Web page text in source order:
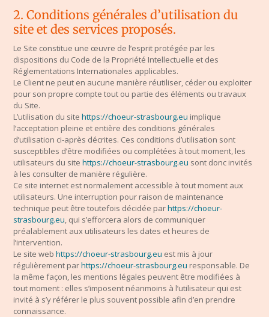
2. Conditions générales d’utilisation du
site et des services proposés.
Le Site constitue une œuvre de l’esprit protégée par les
dispositions du Code de la Propriété Intellectuelle et des
Réglementations Internationales applicables.
Le Client ne peut en aucune manière réutiliser, céder ou exploiter
pour son propre compte tout ou partie des éléments ou travaux
du Site.
L’utilisation du sitehttps://choeur-strasbourg.eu implique
l’acceptation pleine et entière des conditions générales
d’utilisation ci-après décrites. Ces conditions d’utilisation sont
susceptibles d’être modifiées ou complétées à tout moment, les
utilisateurs du sitehttps://choeur-strasbourg.eu sont donc invités
à les consulter de manière régulière.
Ce site internet est normalement accessible à tout moment aux
utilisateurs. Une interruption pour raison de maintenance
technique peut être toutefois décidée parhttps://choeur-
strasbourg.eu, qui s’efforcera alors de communiquer
préalablement aux utilisateurs les dates et heures de
l’intervention.
Le site webhttps://choeur-strasbourg.eu est mis à jour
régulièrement parhttps://choeur-strasbourg.eu responsable. De
la même façon, les mentions légales peuvent être modifiées à
tout moment : elles s’imposent néanmoins à l’utilisateur qui est
invité à s’y référer le plus souvent possible afin d’en prendre
connaissance.